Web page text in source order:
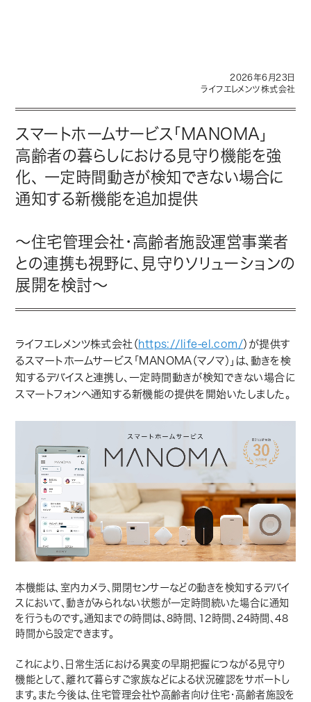
2026年6月23日
ライフエレメンツ株式会社
スマートホームサービス「MANOMA」
高齢者の暮らしにおける見守り機能を強
化、 一定時間動きが検知できない場合に
通知する新機能を追加提供
～住宅管理会社・高齢者施設運営事業者
との連携も視野に、見守りソリューションの
展開を検討～
ライフエレメンツ株式会社（ https://life-el.com/）が提供す
るスマートホームサービス「MANOMA（マノマ）」は、動きを検
知するデバイスと連携し、一定時間動きが検知できない場合に
スマートフォンへ通知する新機能の提供を開始いたしました。
本機能は、室内カメラ、開閉センサーなどの動きを検知するデバイ
スにおいて、動きがみられない状態が一定時間続いた場合に通知
を行うものです。通知までの時間は、8時間、12時間、24時間、48
時間から設定できます。
これにより、日常生活における異変の早期把握につながる見守り
機能として、離れて暮らすご家族などによる状況確認をサポートし
ます。また今後は、住宅管理会社や高齢者向け住宅・高齢者施設を